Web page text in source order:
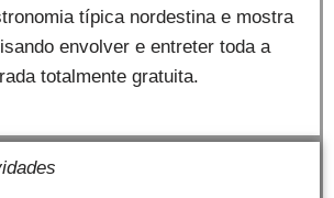
típica nordestina e mostra
envolver e entreter toda a
totalmente gratuita.